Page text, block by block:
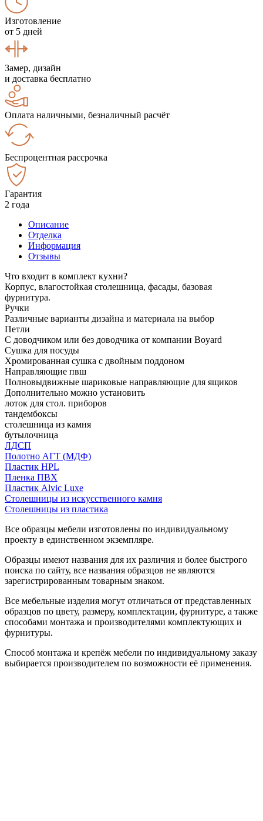
Изготовление
от 5 дней
Замер, дизайн
и доставка бесплатно
Оплата наличными, безналичный расчёт
Беспроцентная рассрочка
Гарантия
2 года
Описание
Отделка
Информация
Отзывы
Что входит в комплект кухни?
Корпус, влагостойкая столешница, фасады, базовая
фурнитура.
Ручки
Различные варианты дизайна и материала на выбор
Петли
С доводчиком или без доводчика от компании Boyard
Сушка для посуды
Хромированная сушка с двойным поддоном
Направляющие пвш
Полновыдвижные шариковые направляющие для ящиков
Дополнительно можно установить
лоток для стол. приборов
тандембоксы
столешница из камня
бутылочница
ЛДСП
Полотно АГТ (МДФ)
Пластик HPL
Пленка ПВХ
Пластик Alvic Luxe
Столешницы из искусственного камня
Столешницы из пластика
Все образцы мебели изготовлены по индивидуальному
проекту в единственном экземпляре.
Образцы имеют названия для их различия и более быстрого
поиска по сайту, все названия образцов не являются
зарегистрированным товарным знаком.
Все мебельные изделия могут отличаться от представленных
образцов по цвету, размеру, комплектации, фурнитуре, а также
способами монтажа и производителями комплектующих и
фурнитуры.
Способ монтажа и крепёж мебели по индивидуальному заказу
выбирается производителем по возможности её применения.